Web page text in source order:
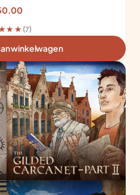
(7)
winkelwagen